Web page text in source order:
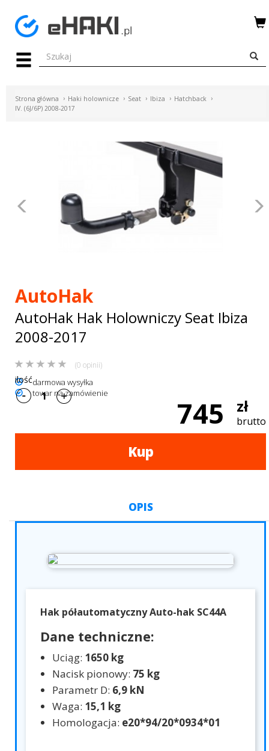
Menu
HAKI
WIĄZKI
BOXY
dachowe
AKCESORIA
SPORTOWE
Turystyka
Przyczepy
Strona główna Haki holownicze Seat Ibiza
Hatchback
IV. (6J/6P) 2008-2017
Poprzednie
AutoHak
AutoHak Hak Holowniczy Seat Ibiza
2008-2017
(0 opinii)
darmowa wysyłka
towar na zamówienie
745 zł
brutto
ilość
Kup
OPIS
Hak półautomatyczny Auto-hak SC44A
Dane techniczne:
Uciąg: 1650 kg
Nacisk pionowy: 75 kg
Parametr D: 6,9 kN
Waga: 15,1 kg
Homologacja: e20*94/20*0934*01